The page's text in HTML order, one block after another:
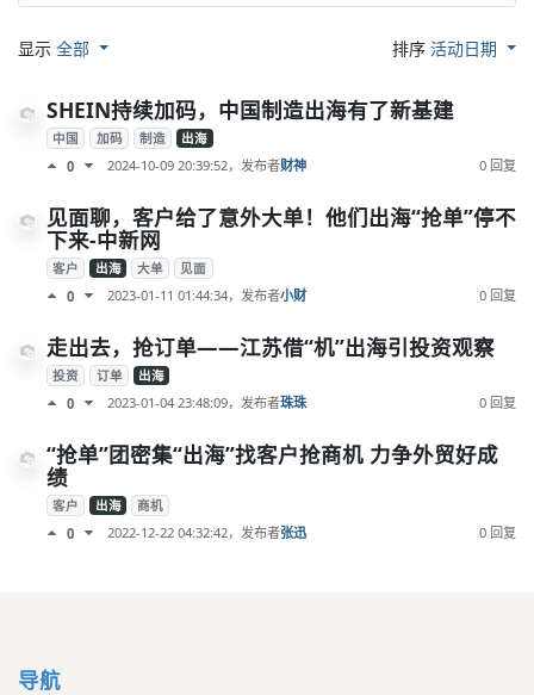
显示 全部 排序活动日期
SHEIN持续加码，中国制造出海有了新基建
中国 加码 制造 出海
0 2024-10-09 20:39:52，发布者财神 0 回复
见面聊，客户给了意外大单！他们出海“抢单”停不
下来-中新网
客户 出海 大单 见面
0 2023-01-11 01:44:34，发布者小财 0 回复
走出去，抢订单——江苏借“机”出海引投资观察
投资 订单 出海
0 2023-01-04 23:48:09，发布者珠珠 0 回复
“抢单”团密集“出海”找客户抢商机 力争外贸好成
绩
客户 出海 商机
0 2022-12-22 04:32:42，发布者张迅 0 回复
导航